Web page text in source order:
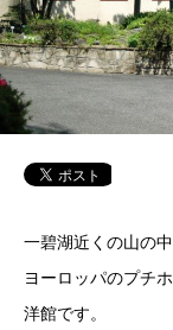
一碧湖近くの山の
ヨーロッパのプチ
洋館です。